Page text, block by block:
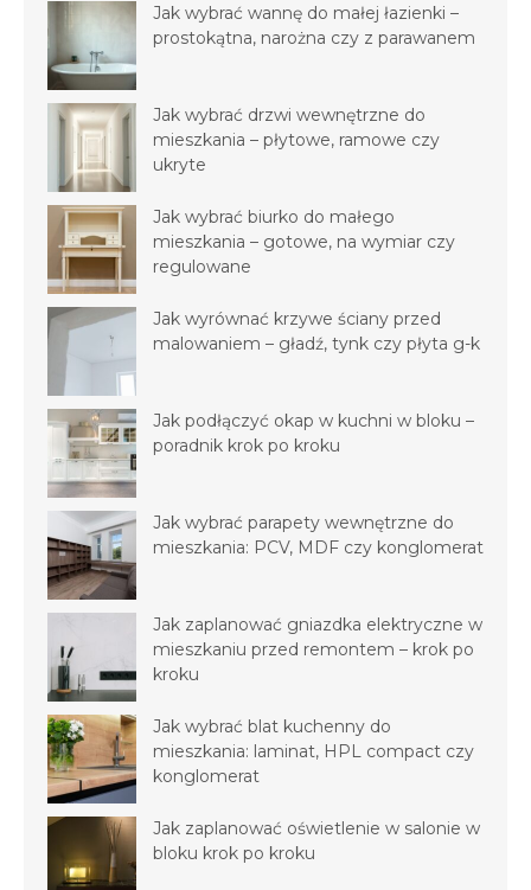
Jak wybrać wannę do małej łazienki –
prostokątna, narożna czy z parawanem
Jak wybrać drzwi wewnętrzne do
mieszkania – płytowe, ramowe czy
ukryte
Jak wybrać biurko do małego
mieszkania – gotowe, na wymiar czy
regulowane
Jak wyrównać krzywe ściany przed
malowaniem – gładź, tynk czy płyta g-k
Jak podłączyć okap w kuchni w bloku –
poradnik krok po kroku
Jak wybrać parapety wewnętrzne do
mieszkania: PCV, MDF czy konglomerat
Jak zaplanować gniazdka elektryczne w
mieszkaniu przed remontem – krok po
kroku
Jak wybrać blat kuchenny do
mieszkania: laminat, HPL compact czy
konglomerat
Jak zaplanować oświetlenie w salonie w
bloku krok po kroku